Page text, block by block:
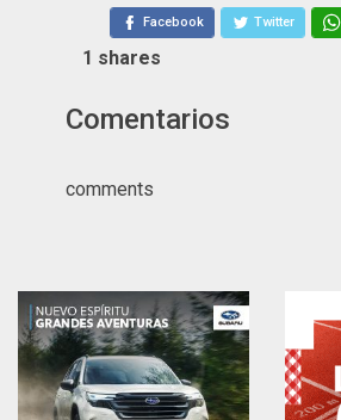
Facebook Twitter
1 shares
Comentarios
comments